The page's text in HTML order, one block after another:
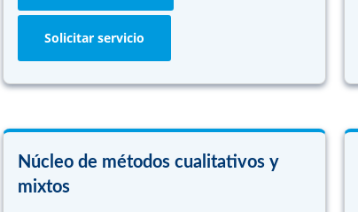
Solicitar servicio
Núcleo de métodos cualitativos y
mixtos